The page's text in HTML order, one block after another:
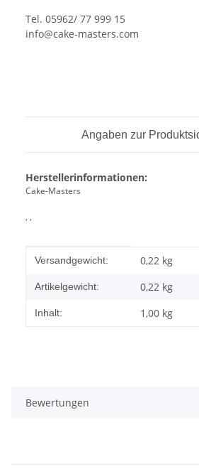
Tel. 05962/ 77 999 15
info@cake-masters.com
Angaben zur
Herstellerinformationen:
Cake-Masters
, ,
Produkteigenschaft
Wert
Versandgewicht: 0,22 kg
Artikelgewicht: 0,22 kg
Inhalt: 1,00 kg
Bewertungen